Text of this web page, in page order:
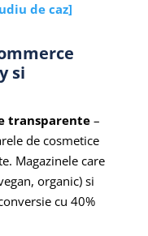
de caz]
si
transparente–
de cosmetice
Magazinele care
organic) si
cu 40%